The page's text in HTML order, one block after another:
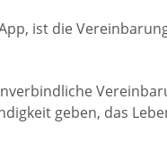
ist die
geben, das